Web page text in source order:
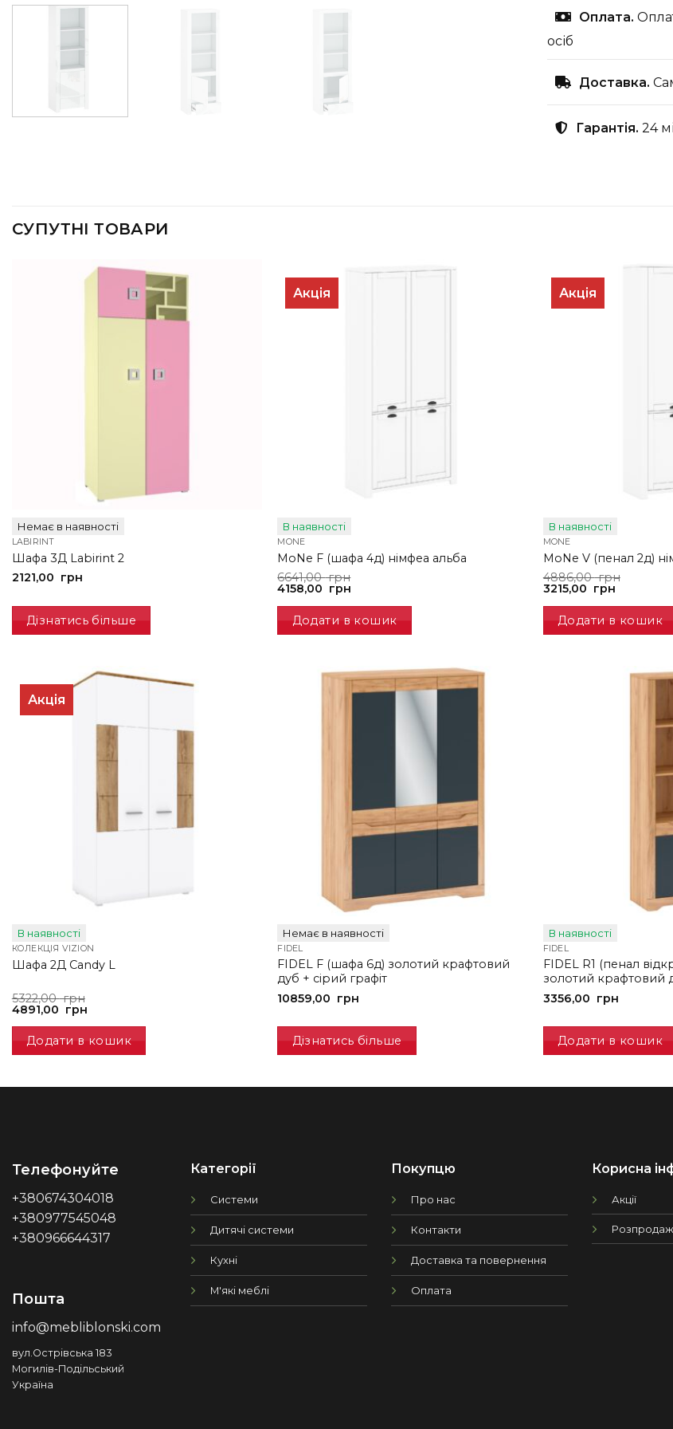
Оплата.
осіб
Доставка.
Гарантія. 24
СУПУТНІ ТОВАРИ
Немає в наявності
LABIRINT
Шафа 3Д Labirint 2
2121,00 грн
Дізнатись більше
Акція
В наявності
MONE
MoNe F (шафа 4д) німфеа альба
6641,00грн
Оригінальна
ціна:
6641,00
грн.
4158,00 грн
Поточна
ціна:
4158,00
грн.
Додати в кошик
Акція
В наявності
MONE
MoNe V (пенал 2д)
4886,00грн
Оригінальна
ціна:
4886,00
грн.
3215,00 грн
Поточна
ціна:
3215,00
грн.
Додати в кошик
Акція
В наявності
КОЛЕКЦІЯ VIZION
Шафа 2Д Candy L
5322,00грн
Оригінальна
ціна:
5322,00
грн.
4891,00 грн
Поточна
ціна:
4891,00
грн.
Додати в кошик
Немає в наявності
FIDEL
FIDEL F (шафа 6д) золотий крафтовий
дуб + сірий графіт
10859,00 грн
Дізнатись більше
В наявності
FIDEL
FIDEL R1 (пенал
золотий крафтовий
3356,00 грн
Додати в кошик
Телефонуйте
+380674304018
+380977545048
+380966644317
Пошта
info@mebliblonski.com
вул.Острівська 183
Могилів-Подільський
Україна
Категорії
Системи
Дитячі системи
Кухні
М'які меблі
Покупцю
Про нас
Контакти
Доставка та повернення
Оплата
Корисна
Акції
Розпродаж